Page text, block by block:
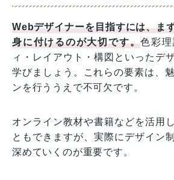
Webデザイナーを目指すには、ま
身に付けるのが大切です。色彩
ィ・レイアウト・構図といったデ
学びましょう。これらの要素は、
ンを行ううえで不可欠です。
オンライン教材や書籍などを活用
ともできますが、実際にデザイン
深めていくのが重要です。